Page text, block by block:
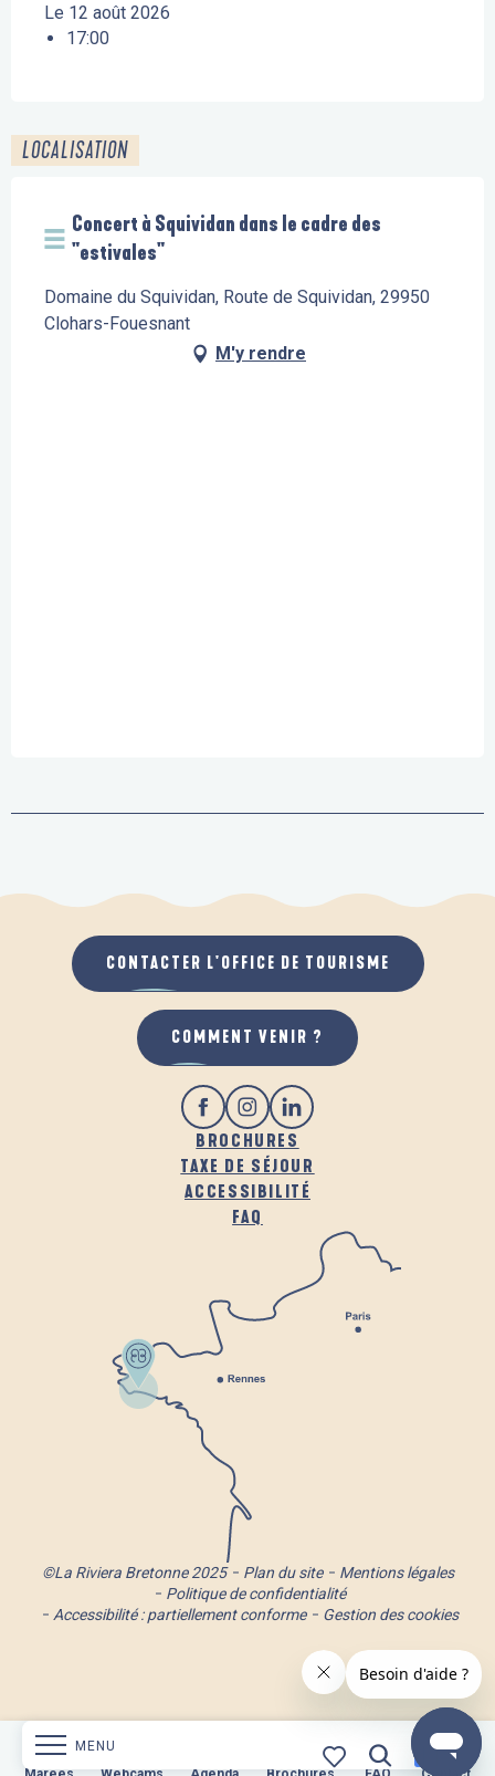
MENU
Le 12 août 2026
17:00
LOCALISATION
Concert à Squividan dans le cadre des
"estivales"
Domaine du Squividan, Route de Squividan, 29950
Clohars-Fouesnant
M'y rendre
BROCHURES
TAXE DE SÉJOUR
ACCESSIBILITÉ
FAQ
CONTACTER L'OFFICE DE TOURISME
COMMENT VENIR ?
©La Riviera Bretonne 2025 Plan du site
Mentions légales
Politique de confidentialité
Accessibilité : partiellement conforme
Gestion des cookies